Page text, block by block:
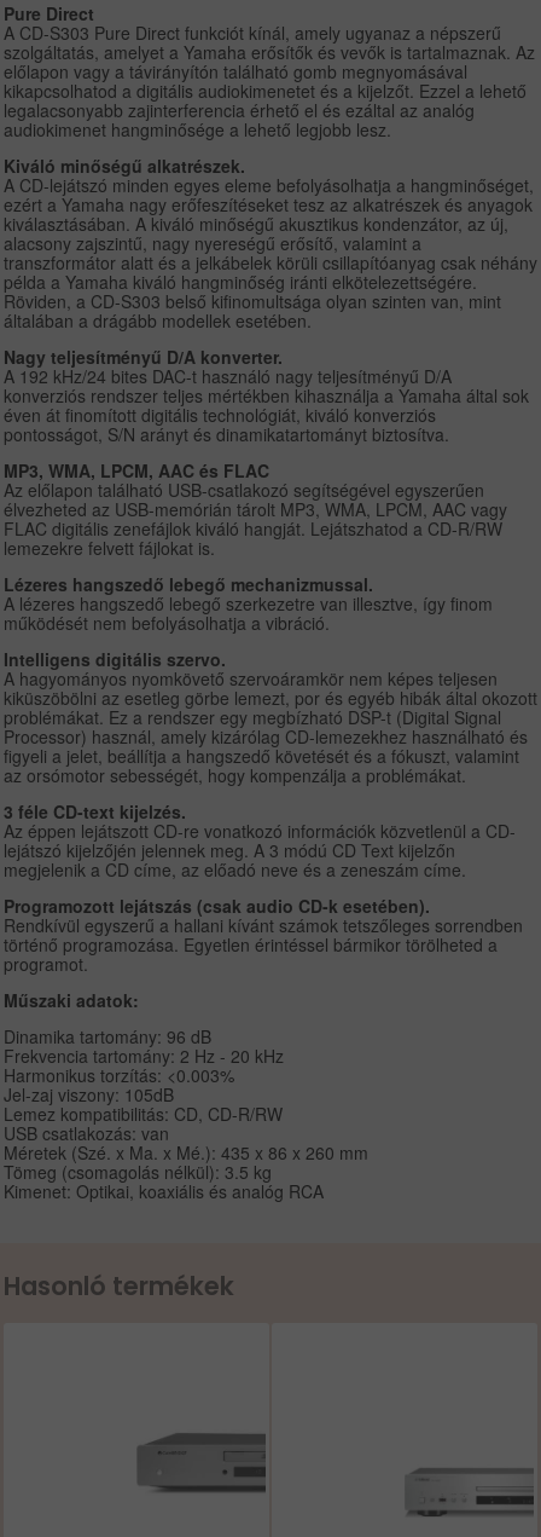
Pure Direct
A CD-S303 Pure Direct funkciót kínál, amely ugyanaz a népszerű
szolgáltatás, amelyet a Yamaha erősítők és vevők is tartalmaznak. Az
előlapon vagy a távirányítón található gomb megnyomásával
kikapcsolhatod a digitális audiokimenetet és a kijelzőt. Ezzel a lehető
legalacsonyabb zajinterferencia érhető el és ezáltal az analóg
audiokimenet hangminősége a lehető legjobb lesz.
Kiváló minőségű alkatrészek.
A CD-lejátszó minden egyes eleme befolyásolhatja a hangminőséget,
ezért a Yamaha nagy erőfeszítéseket tesz az alkatrészek és anyagok
kiválasztásában. A kiváló minőségű akusztikus kondenzátor, az új,
alacsony zajszintű, nagy nyereségű erősítő, valamint a
transzformátor alatt és a jelkábelek körüli csillapítóanyag csak néhány
példa a Yamaha kiváló hangminőség iránti elkötelezettségére.
Röviden, a CD-S303 belső kifinomultsága olyan szinten van, mint
általában a drágább modellek esetében.
Nagy teljesítményű D/A konverter.
A 192 kHz/24 bites DAC-t használó nagy teljesítményű D/A
konverziós rendszer teljes mértékben kihasználja a Yamaha által sok
éven át finomított digitális technológiát, kiváló konverziós
pontosságot, S/N arányt és dinamikatartományt biztosítva.
MP3, WMA, LPCM, AAC és FLAC
Az előlapon található USB-csatlakozó segítségével egyszerűen
élvezheted az USB-memórián tárolt MP3, WMA, LPCM, AAC vagy
FLAC digitális zenefájlok kiváló hangját. Lejátszhatod a CD-R/RW
lemezekre felvett fájlokat is.
Lézeres hangszedő lebegő mechanizmussal.
A lézeres hangszedő lebegő szerkezetre van illesztve, így finom
működését nem befolyásolhatja a vibráció.
Intelligens digitális szervo.
A hagyományos nyomkövető szervoáramkör nem képes teljesen
kiküszöbölni az esetleg görbe lemezt, por és egyéb hibák által okozott
problémákat. Ez a rendszer egy megbízható DSP-t (Digital Signal
Processor) használ, amely kizárólag CD-lemezekhez használható és
figyeli a jelet, beállítja a hangszedő követését és a fókuszt, valamint
az orsómotor sebességét, hogy kompenzálja a problémákat.
3 féle CD-text kijelzés.
Az éppen lejátszott CD-re vonatkozó információk közvetlenül a CD-
lejátszó kijelzőjén jelennek meg. A 3 módú CD Text kijelzőn
megjelenik a CD címe, az előadó neve és a zeneszám címe.
Programozott lejátszás (csak audio CD-k esetében).
Rendkívül egyszerű a hallani kívánt számok tetszőleges sorrendben
történő programozása. Egyetlen érintéssel bármikor törölheted a
programot.
Műszaki adatok:
Dinamika tartomány: 96 dB
Frekvencia tartomány: 2 Hz - 20 kHz
Harmonikus torzítás: <0.003%
Jel-zaj viszony: 105dB
Lemez kompatibilitás: CD, CD-R/RW
USB csatlakozás: van
Méretek (Szé. x Ma. x Mé.): 435 x 86 x 260 mm
Tömeg (csomagolás nélkül): 3.5 kg
Kimenet: Optikai, koaxiális és analóg RCA
Hasonló termékek